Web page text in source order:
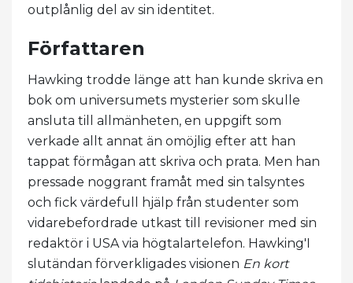
outplånlig del av sin identitet.
Författaren
Hawking trodde länge att han kunde skriva en
bok om universumets mysterier som skulle
ansluta till allmänheten, en uppgift som
verkade allt annat än omöjlig efter att han
tappat förmågan att skriva och prata. Men han
pressade noggrant framåt med sin talsyntes
och fick värdefull hjälp från studenter som
vidarebefordrade utkast till revisioner med sin
redaktör i USA via högtalartelefon. Hawking'I
slutändan förverkligades visionen En kort